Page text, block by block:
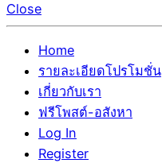
Close
Home
รายละเอียดโปรโมชั่น
เกี่ยวกับเรา
ฟรีโพสต์-อสังหา
Log In
Register